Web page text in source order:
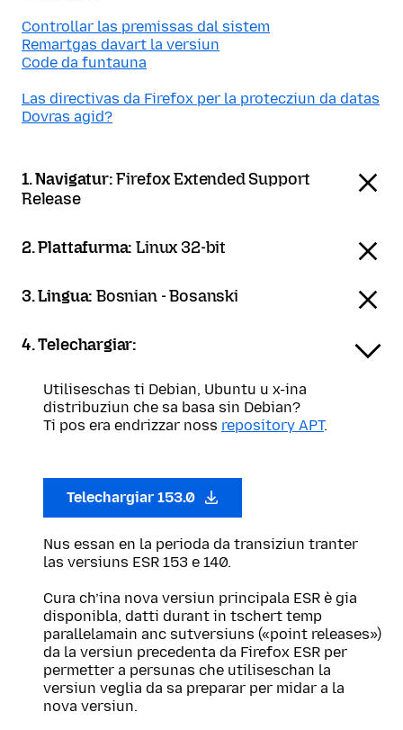
Controllar las premissas dal sistem
Remartgas davart la versiun
Code da funtauna
Las directivas da Firefox per la protecziun da datas
Dovras agid?
1. Navigatur:Firefox Extended Support
Release
2. Plattafurma:Linux 32-bit
3. Lingua:Bosnian - Bosanski
4. Telechargiar:
Utiliseschas ti Debian, Ubuntu u x-ina
distribuziun che sa basa sin Debian?
Ti pos era endrizzar noss repository APT.
Telechargiar 153.0
Nus essan en la perioda da transiziun tranter
las versiuns ESR 153 e 140.
Cura ch’ina nova versiun principala ESR è gia
disponibla, datti durant in tschert temp
parallelamain anc sutversiuns («point releases»)
da la versiun precedenta da Firefox ESR per
permetter a persunas che utiliseschan la
versiun veglia da sa preparar per midar a la
nova versiun.